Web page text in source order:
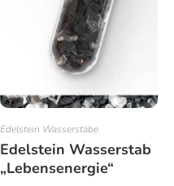
Edelstein Wasserstäbe
Edelstein Wasserstab
„Lebensenergie“